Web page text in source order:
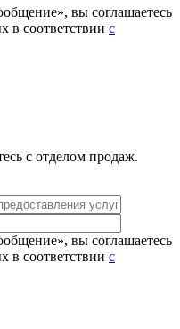
вы соглашаетесь
в соответствии с
с отделом продаж.
вы соглашаетесь
в соответствии с